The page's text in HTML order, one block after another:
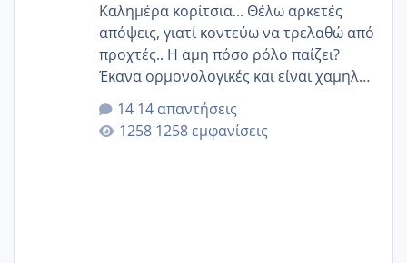
Καλημέρα κορίτσια... Θέλω αρκετές
απόψεις, γιατί κοντεύω να τρελαθώ από
προχτές.. Η αμη πόσο ρόλο παίζει?
Έκανα ορμονολογικές και είναι χαμηλή
για την ηλικία μου.. Είχα ήδη μια
εγκυμοσύνη, που έπρεπε να τερματιστεί
στην 27η εβδομάδα και προσπαθώ 7
14 απαντήσεις
1258 εμφανίσεις